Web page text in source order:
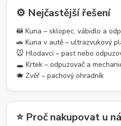
⚙️ Nejčastější řešení
🦝 Kuna – sklopec, vábidlo a
🚗 Kuna v autě – ultrazvukový
🐭 Hlodavci – past nebo
🕳️ Krtek – odpuzovač a
🐗 Zvěř – pachový ohradník
⭐ Proč nakupovat u